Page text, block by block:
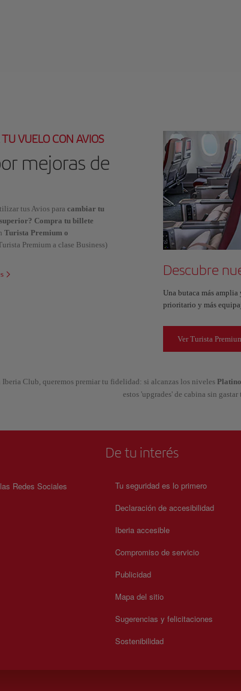
VUELO CON AVIOS
mejoras de
tus Avios para cambiar tu
Compra tu billete
Turista Premium o
Premium a clase Business)
Descubre
Una butaca más
prioritario y más
Ver Turista
Iberia Club, queremos premiar tu fidelidad: si alcanzas los niveles
estos 'upgrades' de cabina sin
Redes Sociales
De tu interés
Tu seguridad es lo primero
Declaración de accesibilidad
Iberia accesible
Compromiso de servicio
Publicidad
Mapa del sitio
Sugerencias y felicitaciones
Sostenibilidad